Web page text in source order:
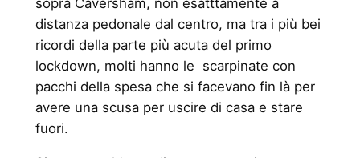
sopra Caversham, non esatttamente a
distanza pedonale dal centro, ma tra i più bei
ricordi della parte più acuta del primo
lockdown, molti hanno le scarpinate con
pacchi della spesa che si facevano fin là per
avere una scusa per uscire di casa e stare
fuori.